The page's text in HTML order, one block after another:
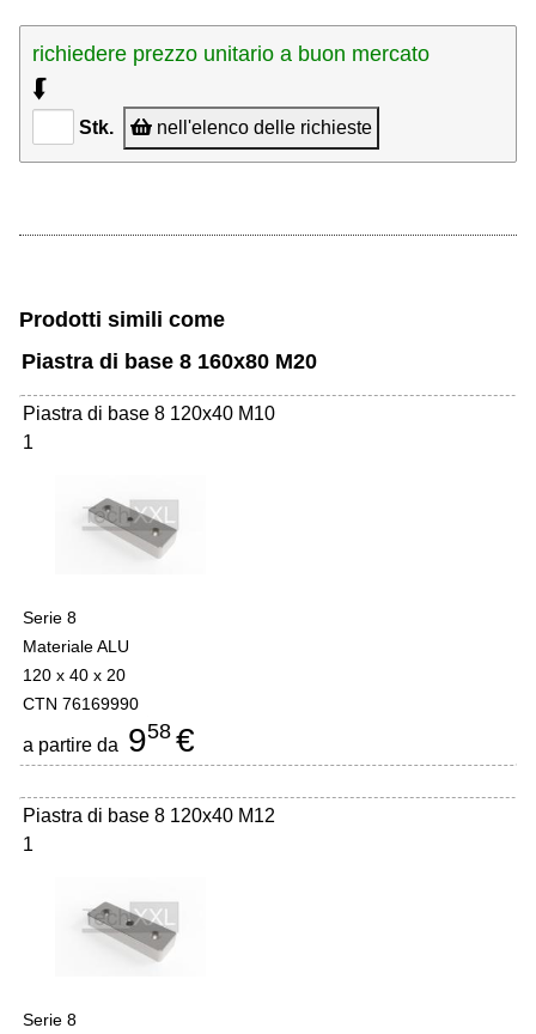
richiedere prezzo unitario a buon mercato
⮮
Stk. nell'elenco delle richieste
Prodotti simili come
Piastra di base 8 160x80 M20
Piastra di base 8 120x40 M10
1
Serie 8
Materiale ALU
120 x 40 x 20
CTN 76169990
a partire da 958 €
Piastra di base 8 120x40 M12
1
Serie 8